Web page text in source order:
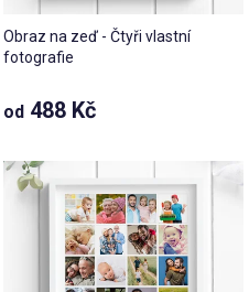
Obraz na zeď - Čtyři vlastní
fotografie
od 488 Kč